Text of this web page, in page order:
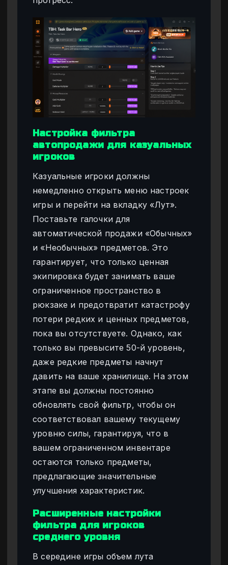
Настройка фильтра
автопродажи для казуальных
игроков
Казуальные игроки должны
немедленно открыть меню настроек
игры и перейти на вкладку «Лут».
Поставьте галочки для
автоматической продажи «Обычных»
и «Необычных» предметов. Это
гарантирует, что только ценная
экипировка будет занимать ваше
ограниченное пространство в
рюкзаке и предотвратит катастрофу
потери редких и ценных предметов,
пока вы отсутствуете. Однако, как
только вы превысите 50-й уровень,
даже редкие предметы начнут
давить на ваше хранилище. На этом
этапе вы должны постоянно
обновлять свой фильтр, чтобы он
соответствовал вашему текущему
уровню силы, гарантируя, что в
вашем ограниченном инвентаре
остаются только предметы,
предлагающие значительные
улучшения характеристик.
Расширенные настройки
фильтра для игроков
среднего уровня
В середине игры объем лута